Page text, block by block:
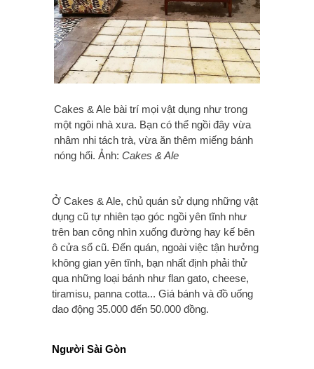
Cakes & Ale bài trí mọi vật dụng như trong
một ngôi nhà xưa. Bạn có thể ngồi đây vừa
nhâm nhi tách trà, vừa ăn thêm miếng bánh
nóng hổi. Ảnh: Cakes & Ale
Ở Cakes & Ale, chủ quán sử dụng những vật
dụng cũ tự nhiên tạo góc ngồi yên tĩnh như
trên ban công nhìn xuống đường hay kế bên
ô cửa sổ cũ. Đến quán, ngoài việc tận hưởng
không gian yên tĩnh, bạn nhất định phải thử
qua những loại bánh như flan gato, cheese,
tiramisu, panna cotta... Giá bánh và đồ uống
dao động 35.000 đến 50.000 đồng.
Người Sài Gòn